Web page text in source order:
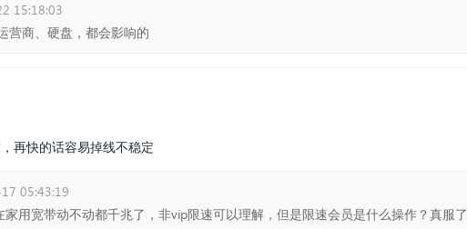
15:18:03
营商、硬盘，都会影响的
再快的话容易掉线不稳定
05:43:19
用宽带动不动都千兆了，非vip限速可以理解，但是限速会员是什么操作？真服了